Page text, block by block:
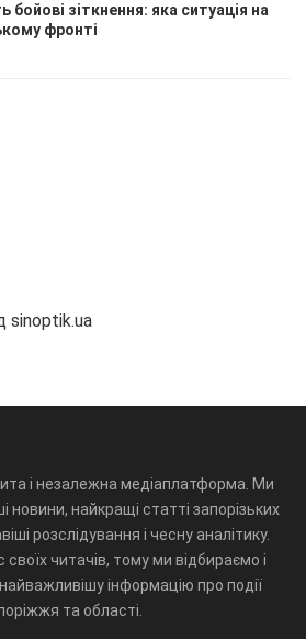
бойові зіткнення: яка ситуація на
фронті
sinoptik.ua
і незалежна медіаплатформа. Ми
новини, найкращі статті запорізьких
розслідування і чесну аналітику.
своїх читачів, тому ми відбираємо і
інформацію про події
та області.